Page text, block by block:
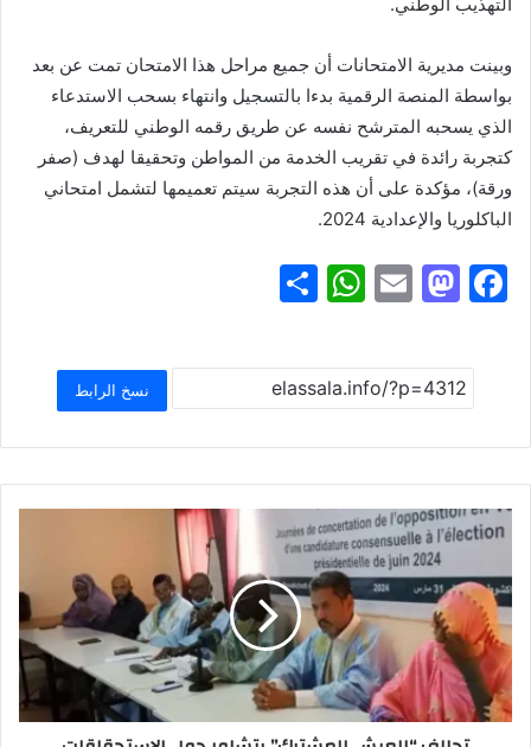
وبينت مديرية الامتحانات أن جميع مراحل هذا الامتحان تمت عن بعد
بواسطة المنصة الرقمية بدءا بالتسجيل وانتهاء بسحب الاستدعاء
الذي يسحبه المترشح نفسه عن طريق رقمه الوطني للتعريف،
كتجربة رائدة في تقريب الخدمة من المواطن وتحقيقا لهدف (صفر
ورقة)، مؤكدة على أن هذه التجربة سيتم تعميمها لتشمل امتحاني
الباكلوريا والإعدادية 2024.
F
c
e
b
o
o
k
M
st
o
d
o
n
E
ai
l
W
at
s
A
p
p
ar
e
نسخ الرابط